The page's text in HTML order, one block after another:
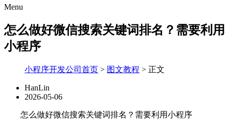
Menu
怎么做好微信搜索关键词排名？需要利用
小程序
小程序开发公司首页 > 图文教程 > 正文
HanLin
2026-05-06
怎么做好微信搜索关键词排名？需要利用小程序